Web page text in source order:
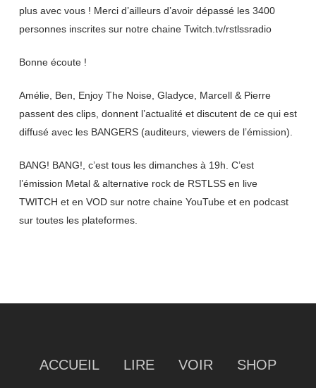
plus avec vous ! Merci d’ailleurs d’avoir dépassé les 3400
personnes inscrites sur notre chaine Twitch.tv/rstlssradio
Bonne écoute !
Amélie, Ben, Enjoy The Noise, Gladyce, Marcell & Pierre
passent des clips, donnent l’actualité et discutent de ce qui est
diffusé avec les BANGERS (auditeurs, viewers de l’émission).
BANG! BANG!, c’est tous les dimanches à 19h. C’est
l’émission Metal & alternative rock de RSTLSS en live
TWITCH et en VOD sur notre chaine YouTube et en podcast
sur toutes les plateformes.
ACCUEIL LIRE VOIR SHOP